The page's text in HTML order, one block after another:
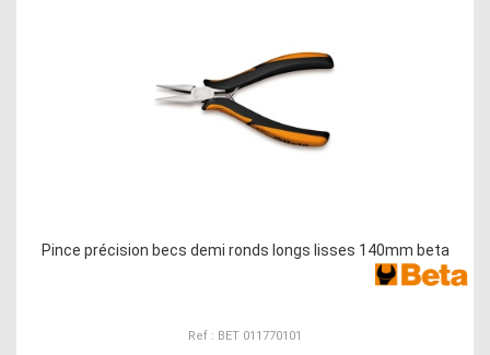
Pince précision becs demi ronds longs lisses 140mm beta
Ref : BET 011770101